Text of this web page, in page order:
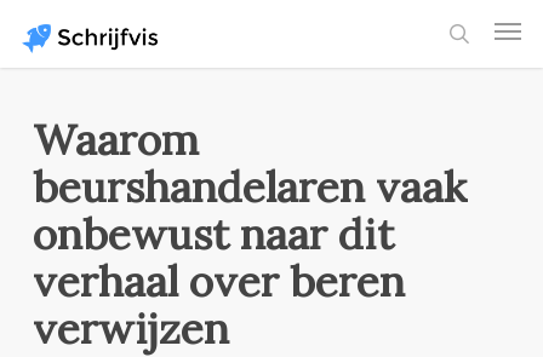
main
Waarom
beurshandelaren vaak
onbewust naar dit
verhaal over beren
verwijzen